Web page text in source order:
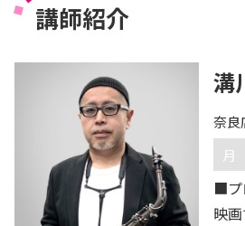
講師紹介
溝
奈良
月
■プ
映